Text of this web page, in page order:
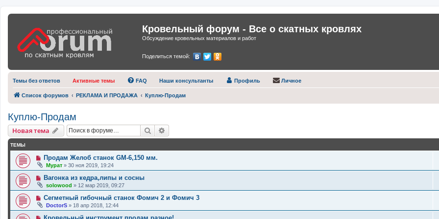
Кровельный форум - Все о скатных кровлях
Обсуждение кровельных материалов и работ
Поделиться темой:
Темы без ответов Активные темы FAQ Наши консультанты Профиль Личное
Список форумов РЕКЛАМА И ПРОДАЖА Куплю-Продам
Куплю-Продам
Новая тема Поиск
ТЕМЫ
Продам Желоб станок GM-6,150 мм.
Мурат » 30 ноя 2019, 19:24
Вагонка из кедра,липы и сосны
solowood » 12 мар 2019, 09:27
Сегметный гибочный станок Фомич 2 и Фомич 3
DoctorS » 18 апр 2018, 12:44